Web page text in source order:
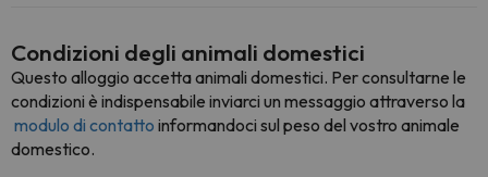
Condizioni degli animali domestici
Questo alloggio accetta animali domestici. Per consultarne le
condizioni è indispensabile inviarci un messaggio attraverso la
modulo di contatto informandoci sul peso del vostro animale
domestico.